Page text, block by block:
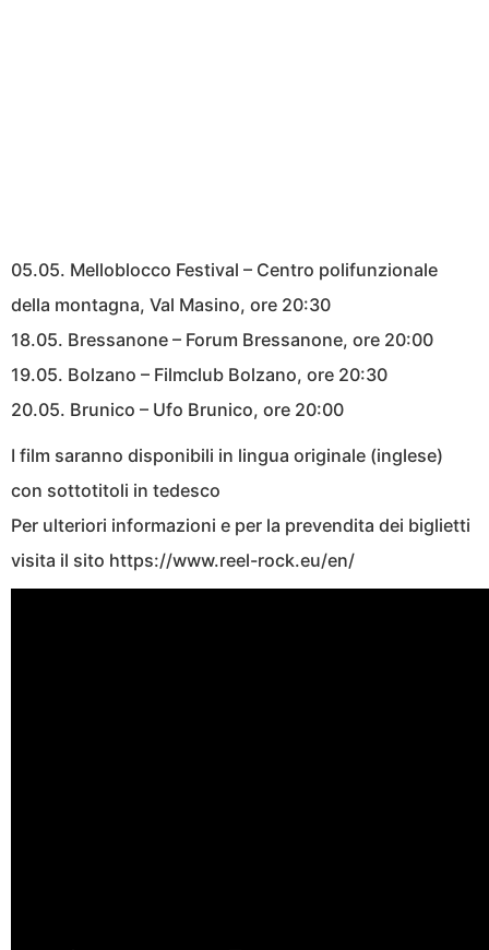
05.05. Melloblocco Festival – Centro polifunzionale
della montagna, Val Masino, ore 20:30
18.05. Bressanone – Forum Bressanone, ore 20:00
19.05. Bolzano – Filmclub Bolzano, ore 20:30
20.05. Brunico – Ufo Brunico, ore 20:00
I film saranno disponibili in lingua originale (inglese)
con sottotitoli in tedesco
Per ulteriori informazioni e per la prevendita dei biglietti
visita il sito https://www.reel-rock.eu/en/